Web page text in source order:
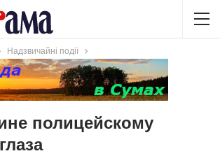
Надзвичайні події
полицейскому